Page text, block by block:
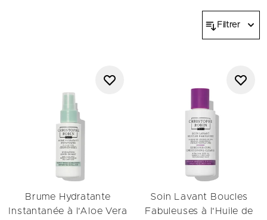
Filtrer
Brume Hydratante
Instantanée à l'Aloe Vera
Soin Lavant Boucles
Fabuleuses à l'Huile de